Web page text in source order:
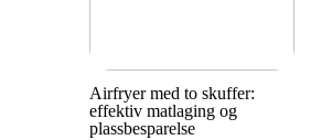
Airfryer med to skuffer:
effektiv matlaging og
plassbesparelse